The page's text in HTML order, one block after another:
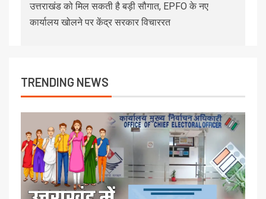
उत्तराखंड को मिल सकती है बड़ी सौगात, EPFO के नए
कार्यालय खोलने पर केंद्र सरकार विचाररत
TRENDING NEWS